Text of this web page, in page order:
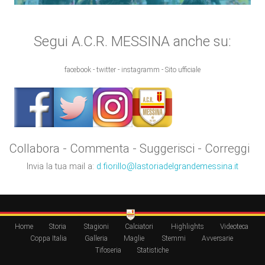
Segui A.C.R. MESSINA anche su:
facebook - twitter - instagramm - Sito ufficiale
Collabora - Commenta - Suggerisci - Correggi
Invia la tua mail a: d.fiorillo@lastoriadelgrandemessina.it
Home Storia Stagioni Calciatori Highlights
Videoteca
Coppa Italia
Galleria Maglie Stemmi
Avversarie
Tifoseria
Statistiche